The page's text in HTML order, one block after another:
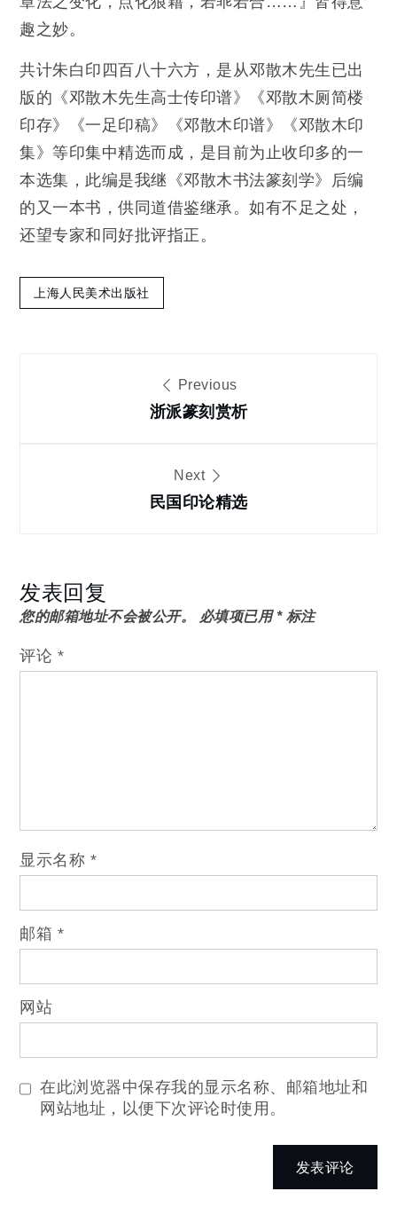
趣之妙。
共计朱白印四百八十六方，是从邓散木先生已出
版的《邓散木先生高士传印谱》《邓散木厕简楼
印存》《一足印稿》《邓散木印谱》《邓散木印
集》等印集中精选而成，是目前为止收印多的一
本选集，此编是我继《邓散木书法篆刻学》后编
的又一本书，供同道借鉴继承。如有不足之处，
还望专家和同好批评指正。
上海人民美术出版社
Previous
浙派篆刻赏析
Next
民国印论精选
发表回复
您的邮箱地址不会被公开。 必填项已用*标注
评论 *
显示名称 *
邮箱 *
网站
在此浏览器中保存我的显示名称、邮箱地址和
网站地址，以便下次评论时使用。